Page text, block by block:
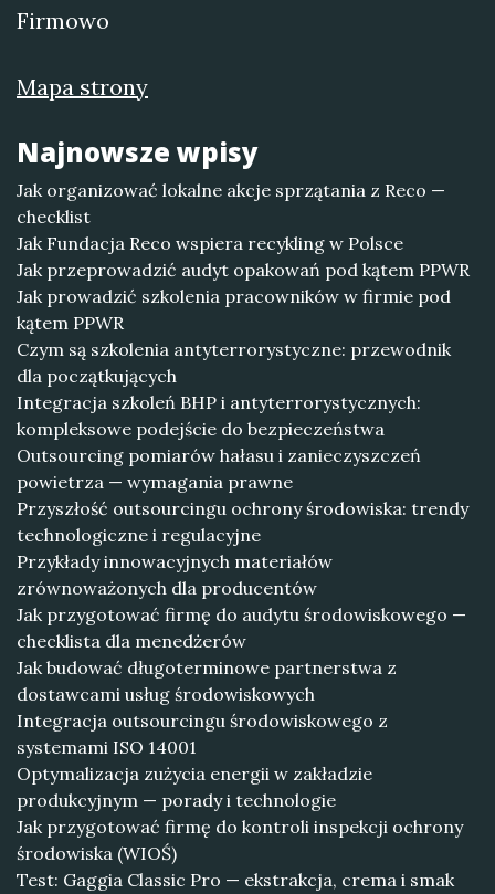
Firmowo
Mapa strony
Najnowsze wpisy
Jak organizować lokalne akcje sprzątania z Reco —
checklist
Jak Fundacja Reco wspiera recykling w Polsce
Jak przeprowadzić audyt opakowań pod kątem PPWR
Jak prowadzić szkolenia pracowników w firmie pod
kątem PPWR
Czym są szkolenia antyterrorystyczne: przewodnik
dla początkujących
Integracja szkoleń BHP i antyterrorystycznych:
kompleksowe podejście do bezpieczeństwa
Outsourcing pomiarów hałasu i zanieczyszczeń
powietrza — wymagania prawne
Przyszłość outsourcingu ochrony środowiska: trendy
technologiczne i regulacyjne
Przykłady innowacyjnych materiałów
zrównoważonych dla producentów
Jak przygotować firmę do audytu środowiskowego —
checklista dla menedżerów
Jak budować długoterminowe partnerstwa z
dostawcami usług środowiskowych
Integracja outsourcingu środowiskowego z
systemami ISO 14001
Optymalizacja zużycia energii w zakładzie
produkcyjnym — porady i technologie
Jak przygotować firmę do kontroli inspekcji ochrony
środowiska (WIOŚ)
Test: Gaggia Classic Pro — ekstrakcja, crema i smak